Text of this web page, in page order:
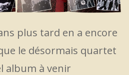
plus tard en a encore
le désormais quartet
album à venir